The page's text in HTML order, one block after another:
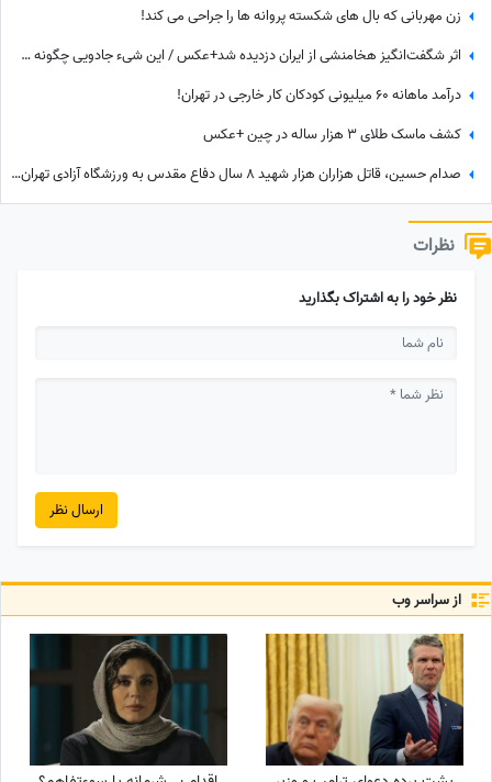
زن مهربانی که بال های شکسته پروانه ها را جراحی می کند!
اثر شگفت‌انگیز هخامنشی از ایران دزدیده شد+عکس / این شیء جادویی چگونه سر از انگلیس درآورد؟‌
درآمد ماهانه 60 میلیونی کودکان کار خارجی در تهران!
کشف ماسک طلای 3 هزار ساله در چین +عکس
صدام حسین، قاتل هزاران هزار شهید 8 سال دفاع مقدس به ورزشگاه آزادی تهران آمد!/ یه جو عقل هم چیز خوبیه که بعضیا ندارن!+ عکس
نظرات
نظر خود را به اشتراک بگذارید
ارسال نظر
از سراسر وب